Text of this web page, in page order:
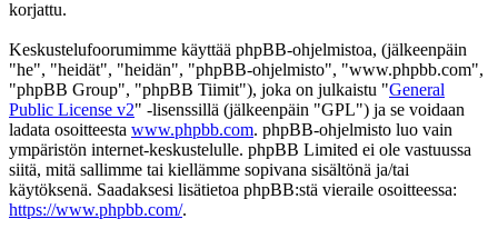
korjattu.
Keskustelufoorumimme käyttää phpBB-ohjelmistoa, (jälkeenpäin
"he", "heidät", "heidän", "phpBB-ohjelmisto", "www.phpbb.com",
"phpBB Group", "phpBB Tiimit"), joka on julkaistu "General
Public License v2" -lisenssillä (jälkeenpäin "GPL") ja se voidaan
ladata osoitteesta www.phpbb.com. phpBB-ohjelmisto luo vain
ympäristön internet-keskustelulle. phpBB Limited ei ole vastuussa
siitä, mitä sallimme tai kiellämme sopivana sisältönä ja/tai
käytöksenä. Saadaksesi lisätietoa phpBB:stä vieraile osoitteessa:
https://www.phpbb.com/.